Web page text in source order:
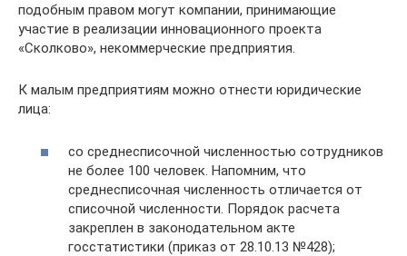
подобным правом могут компании, принимающие
участие в реализации инновационного проекта
«Сколково», некоммерческие предприятия.
К малым предприятиям можно отнести юридические
лица:
со среднесписочной численностью сотрудников
не более 100 человек. Напомним, что
среднесписочная численность отличается от
списочной численности. Порядок расчета
закреплен в законодательном акте
госстатистики (приказ от 28.10.13 №428);